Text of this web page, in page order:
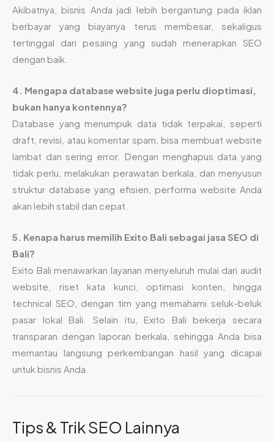
Akibatnya, bisnis Anda jadi lebih bergantung pada iklan
berbayar yang biayanya terus membesar, sekaligus
tertinggal dari pesaing yang sudah menerapkan SEO
dengan baik.
4. Mengapa database website juga perlu dioptimasi,
bukan hanya kontennya?
Database yang menumpuk data tidak terpakai, seperti
draft, revisi, atau komentar spam, bisa membuat website
lambat dan sering error. Dengan menghapus data yang
tidak perlu, melakukan perawatan berkala, dan menyusun
struktur database yang efisien, performa website Anda
akan lebih stabil dan cepat.
5. Kenapa harus memilih Exito Bali sebagai jasa SEO di
Bali?
Exito Bali menawarkan layanan menyeluruh mulai dari audit
website, riset kata kunci, optimasi konten, hingga
technical SEO, dengan tim yang memahami seluk-beluk
pasar lokal Bali. Selain itu, Exito Bali bekerja secara
transparan dengan laporan berkala, sehingga Anda bisa
memantau langsung perkembangan hasil yang dicapai
untuk bisnis Anda.
Tips & Trik SEO Lainnya